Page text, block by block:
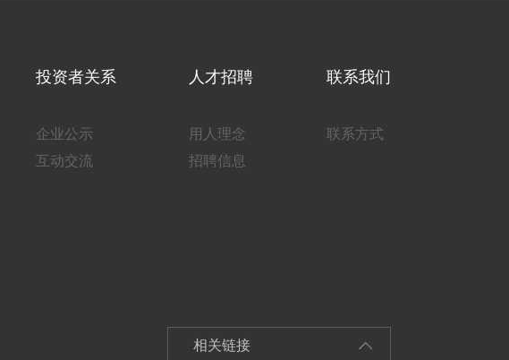
投资者关系
企业公示
互动交流
人才招聘
用人理念
招聘信息
联系我们
联系方式